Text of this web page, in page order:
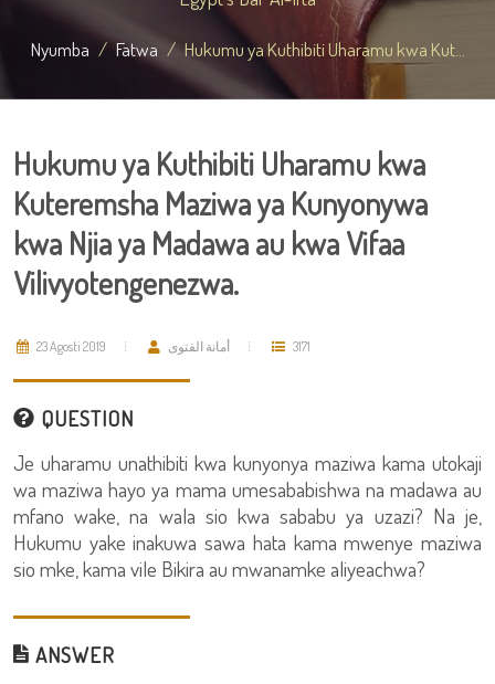
Nyumba Fatwa Hukumu ya Kuthibiti Uharamu kwa Kut...
Hukumu ya Kuthibiti Uharamu kwa
Kuteremsha Maziwa ya Kunyonywa
kwa Njia ya Madawa au kwa Vifaa
Vilivyotengenezwa.
23 Agosti 2019 أمانة الفتوى 3171
QUESTION
Je uharamu unathibiti kwa kunyonya maziwa kama utokaji
wa maziwa hayo ya mama umesababishwa na madawa au
mfano wake, na wala sio kwa sababu ya uzazi? Na je,
Hukumu yake inakuwa sawa hata kama mwenye maziwa
sio mke, kama vile Bikira au mwanamke aliyeachwa?
ANSWER